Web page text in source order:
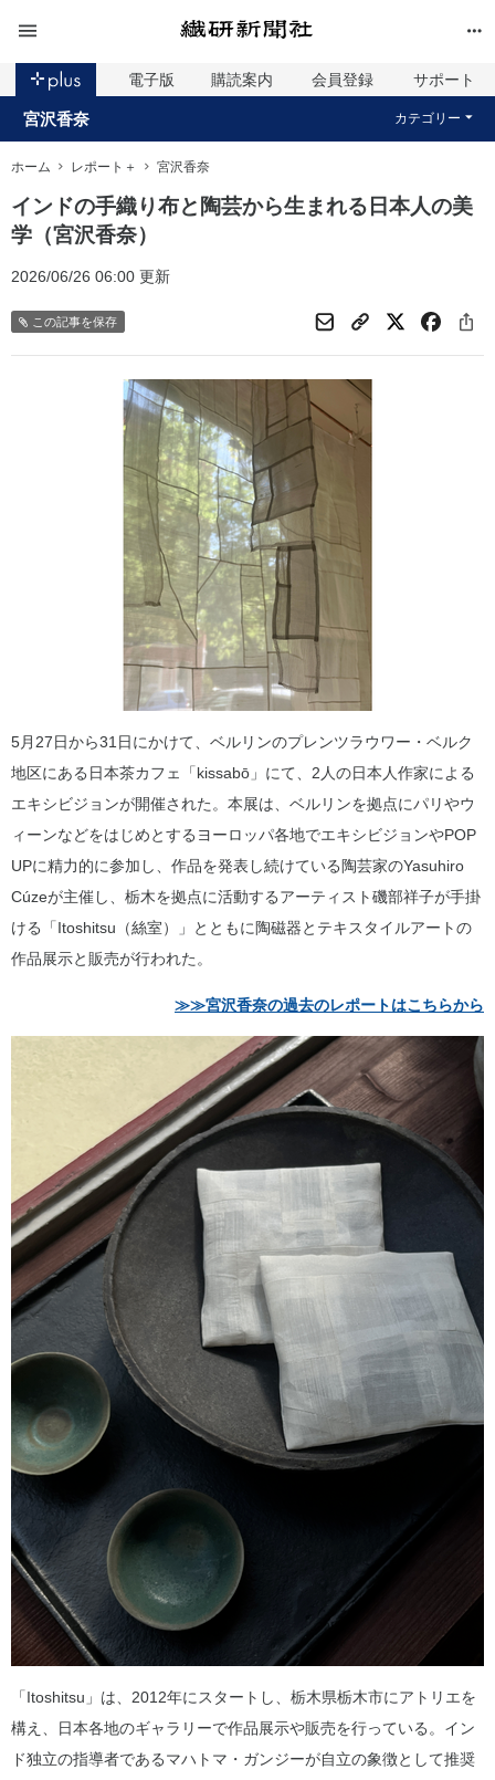
電子版 購読案内 会員登録 サポート
宮沢香奈 カテゴリー
ホーム レポート＋ 宮沢香奈
インドの手織り布と陶芸から生まれる日本人の美
学（宮沢香奈）
2026/06/26 06:00 更新
この記事を保存
5月27日から31日にかけて、ベルリンのプレンツラウワー・ベルク
地区にある日本茶カフェ「kissabō」にて、2人の日本人作家による
エキシビジョンが開催された。本展は、ベルリンを拠点にパリやウ
ィーンなどをはじめとするヨーロッパ各地でエキシビジョンやPOP
UPに精力的に参加し、作品を発表し続けている陶芸家のYasuhiro
Cúzeが主催し、栃木を拠点に活動するアーティスト磯部祥子が手掛
ける「Itoshitsu（絲室）」とともに陶磁器とテキスタイルアートの
作品展示と販売が行われた。
≫≫宮沢香奈の過去のレポートはこちらから
「Itoshitsu」は、2012年にスタートし、栃木県栃木市にアトリエを
構え、日本各地のギャラリーで作品展示や販売を行っている。イン
ド独立の指導者であるマハトマ・ガンジーが自立の象徴として推奨